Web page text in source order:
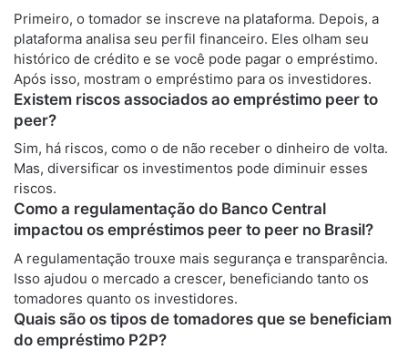
Primeiro, o tomador se inscreve na plataforma. Depois, a
plataforma analisa seu perfil financeiro. Eles olham seu
histórico de crédito e se você pode pagar o empréstimo.
Após isso, mostram o empréstimo para os investidores.
Existem riscos associados ao empréstimo peer to
peer?
Sim, há riscos, como o de não receber o dinheiro de volta.
Mas, diversificar os investimentos pode diminuir esses
riscos.
Como a regulamentação do Banco Central
impactou os empréstimos peer to peer no Brasil?
A regulamentação trouxe mais segurança e transparência.
Isso ajudou o mercado a crescer, beneficiando tanto os
tomadores quanto os investidores.
Quais são os tipos de tomadores que se beneficiam
do empréstimo P2P?